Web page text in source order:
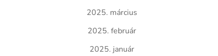
2025. március
2025. február
2025. január